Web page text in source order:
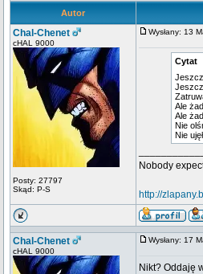
Autor
Chal-Chenet
cHAL 9000
Posty: 27797
Skąd: P-S
Wysłany: 13
Cytat
Ale
Ale
Nie
Nie
Nobody
http://
Chal-Chenet
cHAL 9000
Wysłany: 17
Nikt? Oddaję